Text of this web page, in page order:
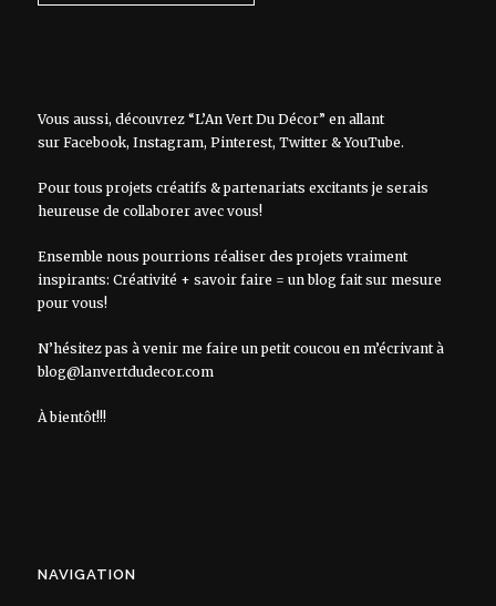
Vous aussi, découvrez “L’An Vert Du Décor” en allant
sur Facebook, Instagram, Pinterest, Twitter&YouTube.
Pour tous projets créatifs & partenariats excitants je serais
heureuse de collaborer avec vous!
Ensemble nous pourrions réaliser des projets vraiment
inspirants: Créativité + savoir faire = un blog fait sur mesure
pour vous!
N’hésitez pas à venir me faire un petit coucou en m’écrivant à
blog@lanvertdudecor.com
À bientôt!!!
NAVIGATION